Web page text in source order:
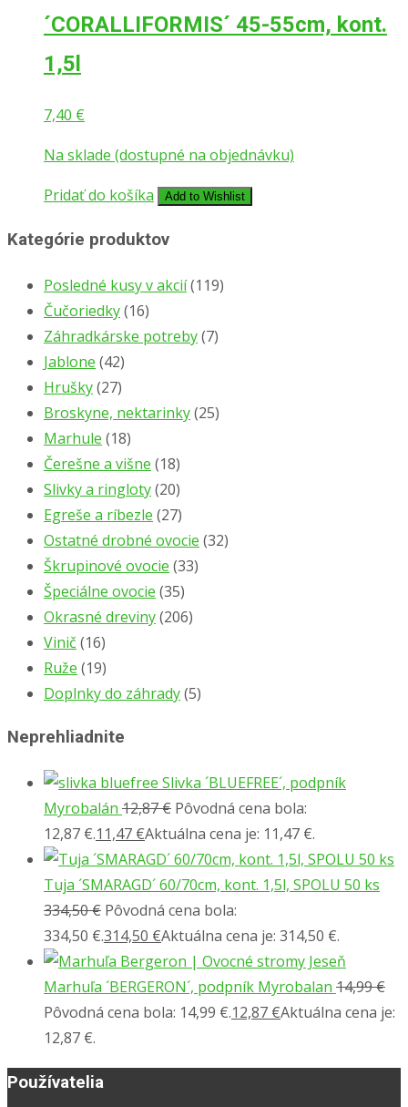
´CORALLIFORMIS´ 45-55cm, kont.
1,5l
7,40 €
Na sklade (dostupné na objednávku)
Pridať do košíka
Add to Wishlist
Kategórie produktov
Posledné kusy v akcií(119)
Čučoriedky(16)
Záhradkárske potreby(7)
Jablone (42)
Hrušky(27)
Broskyne, nektarinky(25)
Marhule (18)
Čerešne a višne (18)
Slivky a ringloty(20)
Egreše a ríbezle (27)
Ostatné drobné ovocie (32)
Škrupinové ovocie (33)
Špeciálne ovocie (35)
Okrasné dreviny(206)
Vinič (16)
Ruže (19)
Doplnky do záhrady(5)
Neprehliadnite
Slivka ´BLUEFREE´, podpník
Myrobalán 12,87€ Pôvodná cena bola:
12,87 €.11,47 €Aktuálna cena je: 11,47 €.
Tuja ´SMARAGD´ 60/70cm, kont. 1,5l, SPOLU 50 ks
334,50€ Pôvodná cena bola:
334,50 €.314,50 €Aktuálna cena je: 314,50 €.
Marhuľa ´BERGERON´, podpník Myrobalan 14,99€
Pôvodná cena bola: 14,99 €.12,87 €Aktuálna cena je:
12,87 €.
Používatelia